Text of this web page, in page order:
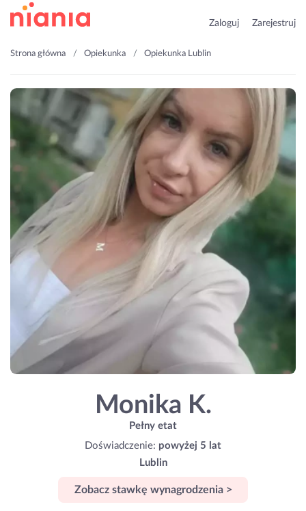
Zaloguj Zarejestruj
Strona główna Opiekunka Opiekunka Lublin
Monika K.
Pełny etat
Doświadczenie: powyżej 5 lat
Lublin
Zobacz stawkę wynagrodzenia >